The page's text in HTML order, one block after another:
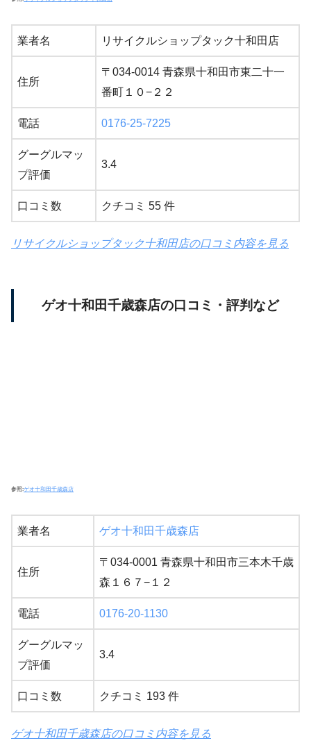
業者名 リサイクルショップタック十和田店
住所
〒034-0014 青森県十和田市東二十一
番町１０−２２
電話 0176-25-7225
グーグルマッ
プ評価
3.4
口コミ数 クチコミ 55 件
リサイクルショップタック十和田店の口コミ内容を見る
ゲオ十和田千歳森店の口コミ・評判など
参照:ゲオ十和田千歳森店
業者名 ゲオ十和田千歳森店
住所
〒034-0001 青森県十和田市三本木千歳
森１６７−１２
電話 0176-20-1130
グーグルマッ
プ評価
3.4
口コミ数 クチコミ 193 件
ゲオ十和田千歳森店の口コミ内容を見る